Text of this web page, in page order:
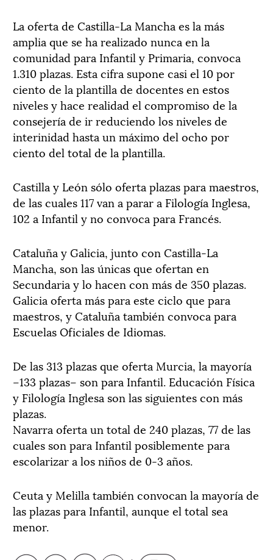
La oferta de Castilla-La Mancha es la más
amplia que se ha realizado nunca en la
comunidad para Infantil y Primaria, convoca
1.310 plazas. Esta cifra supone casi el 10 por
ciento de la plantilla de docentes en estos
niveles y hace realidad el compromiso de la
consejería de ir reduciendo los niveles de
interinidad hasta un máximo del ocho por
ciento del total de la plantilla.
Castilla y León sólo oferta plazas para maestros,
de las cuales 117 van a parar a Filología Inglesa,
102 a Infantil y no convoca para Francés.
Cataluña y Galicia, junto con Castilla-La
Mancha, son las únicas que ofertan en
Secundaria y lo hacen con más de 350 plazas.
Galicia oferta más para este ciclo que para
maestros, y Cataluña también convoca para
Escuelas Oficiales de Idiomas.
De las 313 plazas que oferta Murcia, la mayoría
–133 plazas– son para Infantil. Educación Física
y Filología Inglesa son las siguientes con más
plazas.
Navarra oferta un total de 240 plazas, 77 de las
cuales son para Infantil posiblemente para
escolarizar a los niños de 0-3 años.
Ceuta y Melilla también convocan la mayoría de
las plazas para Infantil, aunque el total sea
menor.